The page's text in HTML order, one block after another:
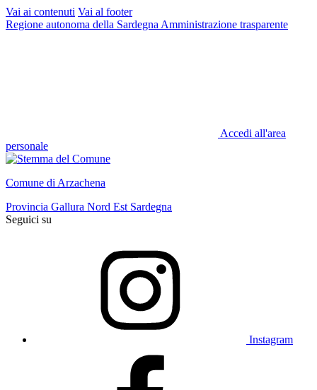
Vai ai contenuti Vai al footer
Regione autonoma della Sardegna Amministrazione trasparente
Accedi all'area
personale
Comune di Arzachena
Provincia Gallura Nord Est Sardegna
Seguici su
Instagram